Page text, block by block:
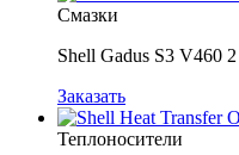
Смазки
Shell Gadus S3 V460 2
Заказать
Теплоносители